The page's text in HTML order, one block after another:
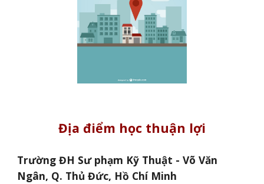
Địa điểm học thuận lợi
Trường ĐH Sư phạm Kỹ Thuật - Võ Văn
Ngân, Q. Thủ Đức, Hồ Chí Minh